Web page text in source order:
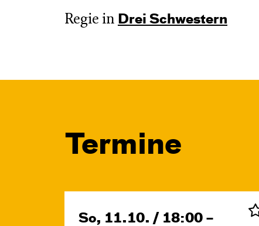
Regie in Drei Schwestern
Termine
So, 11.10. / 18:00 –